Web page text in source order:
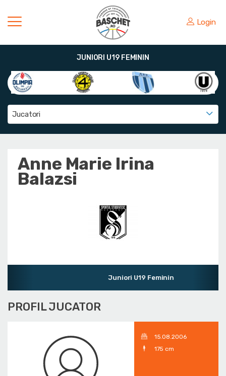
Login
JUNIORI U19 FEMININ
Jucatori
Anne Marie Irina
Balazsi
Juniori U19 Feminin
PROFIL JUCATOR
15.08.2006
175 cm